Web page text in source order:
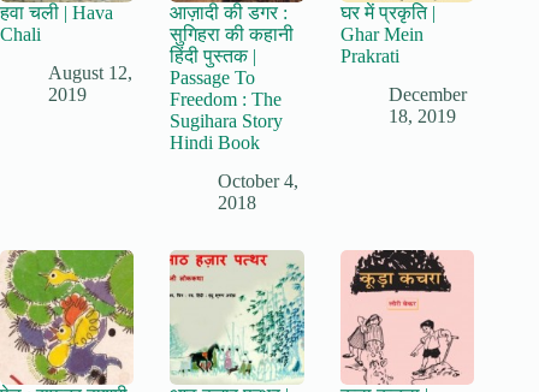
हवा चली | Hava
Chali
August 12,
2019
आज़ादी की डगर :
सुगिहरा की कहानी
हिंदी पुस्तक |
Passage To
Freedom : The
Sugihara Story
Hindi Book
October 4,
2018
घर में प्रकृति |
Ghar Mein
Prakrati
December
18, 2019